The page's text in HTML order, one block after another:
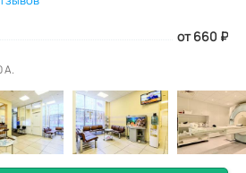
от 660 ₽
А.